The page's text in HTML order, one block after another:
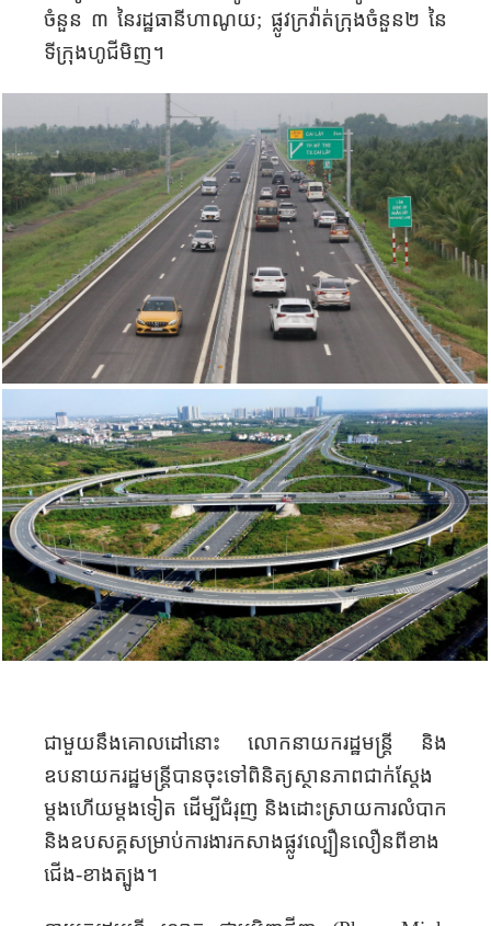
ចំនួន ៣ នៃរដ្ឋធានីហាណូយ; ផ្លូវក្រវ៉ាត់ក្រុងចំនួន២ នៃ
ទីក្រុងហូជីមិញ។
ជាមួយនឹងគោលដៅនោះ លោកនាយករដ្ឋមន្ត្រី និង
ឧបនាយករដ្ឋមន្ត្រីបានចុះទៅពិនិត្យស្ថានភាពជាក់ស្តែង
ម្តងហើយម្តងទៀត ដើម្បីជំរុញ និងដោះស្រាយការលំបាក
និងឧបសគ្គសម្រាប់ការងារកសាងផ្លូវល្បឿនលឿនពីខាង
ជើង-ខាងត្បូង។